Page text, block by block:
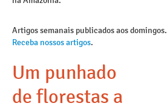
Artigos semanais publicados aos domingos.
Receba nossos artigos.
Um punhado
de florestas a